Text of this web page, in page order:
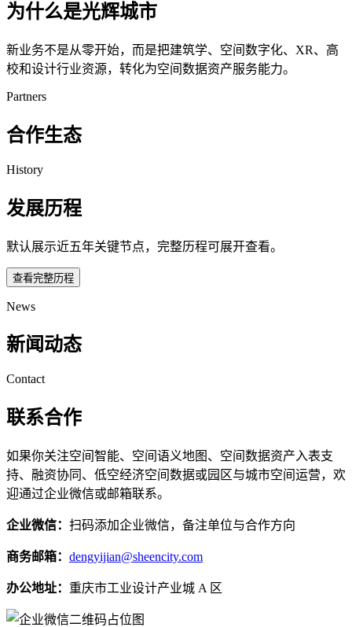
为什么是光辉城市
新业务不是从零开始，而是把建筑学、空间数字化、XR、高
校和设计行业资源，转化为空间数据资产服务能力。
Partners
合作生态
History
发展历程
默认展示近五年关键节点，完整历程可展开查看。
查看完整历程
News
新闻动态
Contact
联系合作
如果你关注空间智能、空间语义地图、空间数据资产入表支
持、融资协同、低空经济空间数据或园区与城市空间运营，欢
迎通过企业微信或邮箱联系。
企业微信： 扫码添加企业微信，备注单位与合作方向
商务邮箱： dengyijian@sheencity.com
办公地址： 重庆市工业设计产业城 A 区